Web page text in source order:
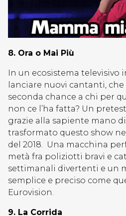
8. Ora o Mai Più
In un ecosistema
lanciare nuovi cantanti, che
seconda chance a chi per
non ce l’ha fatta? Un
grazie alla sapiente mano di
trasformato questo show
del 2018. Una macchina
metà fra poliziotti bravi e
settimanali divertenti e un
semplice e preciso come
Eurovision.
9. La Corrida